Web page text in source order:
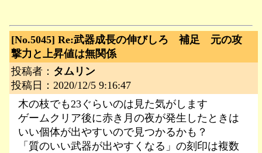
[No.5045] Re:武器成長の伸びしろ 補足 元の攻
撃力と上昇値は無関係
投稿者： タムリン
投稿日：2020/12/5 9:16:47
木の枝でも23ぐらいのは見た気がします
ゲームクリア後に赤き月の夜が発生したときは
いい個体が出やすいので見つかるかも？
「質のいい武器が出やすくなる」の刻印は複数